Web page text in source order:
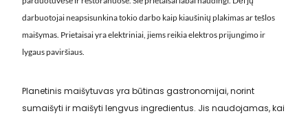
darbuotojai neapsisunkina tokio darbo kaip kiaušinių plakimas ar tešlos
maišymas. Prietaisai yra elektriniai, jiems reikia elektros prijungimo ir
lygaus paviršiaus.
Planetinis maišytuvas yra būtinas gastronomijai, norint
sumaišyti ir maišyti lengvus ingredientus. Jis naudojamas, kai